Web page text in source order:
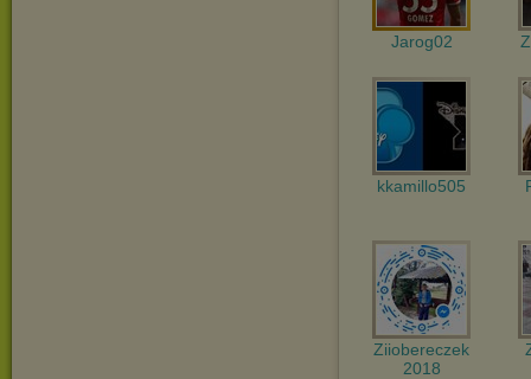
Jarog02
kkamillo505
Ziiobereczek
2018